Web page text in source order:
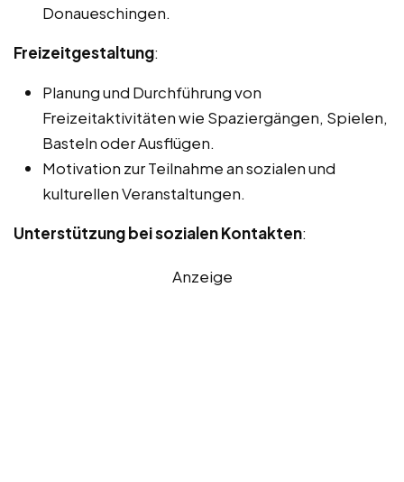
Donaueschingen.
Freizeitgestaltung:
Planung und Durchführung von
Freizeitaktivitäten wie Spaziergängen, Spielen,
Basteln oder Ausflügen.
Motivation zur Teilnahme an sozialen und
kulturellen Veranstaltungen.
Unterstützung bei sozialen Kontakten:
Anzeige